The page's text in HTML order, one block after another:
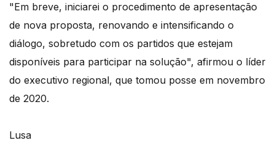
"Em breve, iniciarei o procedimento de apresentação
de nova proposta, renovando e intensificando o
diálogo, sobretudo com os partidos que estejam
disponíveis para participar na solução", afirmou o líder
do executivo regional, que tomou posse em novembro
de 2020.
Lusa